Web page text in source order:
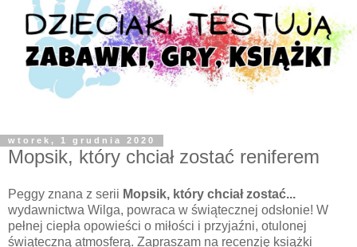
wtorek, 1 grudnia 2020
Mopsik, który chciał zostać reniferem
Peggy znana z serii Mopsik, który chciał zostać...
wydawnictwa Wilga, powraca w świątecznej odsłonie! W
pełnej ciepła opowieści o miłości i przyjaźni, otulonej
świąteczną atmosferą. Zapraszam na recenzję książki